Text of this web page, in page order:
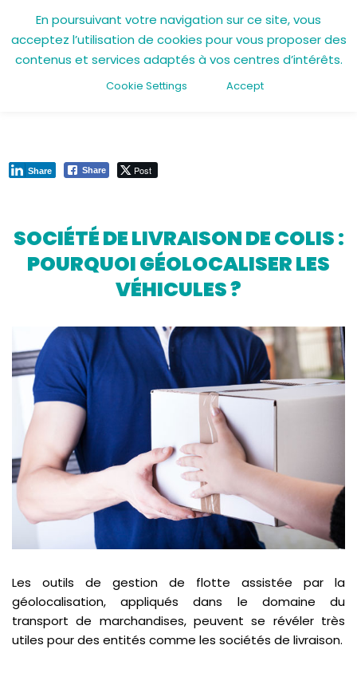
Aller
au
Share Post
Share
SOCIÉTÉ DE LIVRAISON DE COLIS :
POURQUOI GÉOLOCALISER LES
VÉHICULES ?
Les outils de gestion de flotte assistée par la
géolocalisation, appliqués dans le domaine du
transport de marchandises, peuvent se révéler très
utiles pour des entités comme les sociétés de livraison.
En poursuivant votre navigation sur ce site, vous
acceptez l’utilisation de cookies pour vous proposer des
contenus et services adaptés à vos centres d’intérêts.
Cookie Settings Accept